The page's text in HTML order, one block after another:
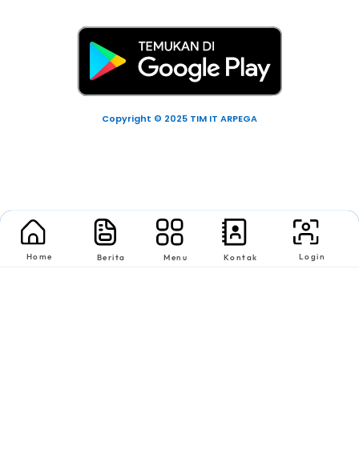
Copyright © 2025 TIM IT ARPEGA
Home Berita Menu Kontak Login